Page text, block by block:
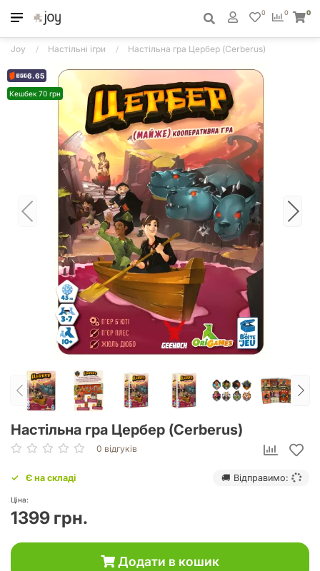
0
0 0
Joy Настільні ігри Настільна гра Цербер (Cerberus)
6.65
Кешбек 70 грн
Настільна гра Цербер (Cerberus)
0 відгуків
Є на складі 🚚 Відправимо:
Ціна:
1399 грн.
Додати в кошик